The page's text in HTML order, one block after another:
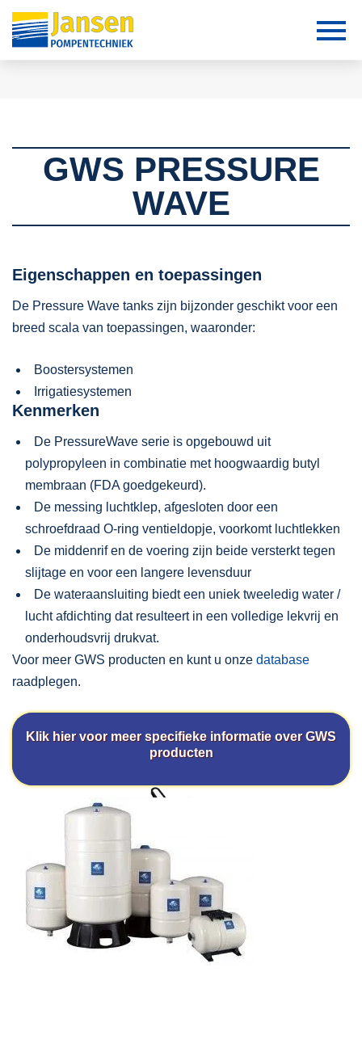
GWS PRESSURE
WAVE
Eigenschappen en toepassingen
De Pressure Wave tanks zijn bijzonder geschikt voor een
breed scala van toepassingen, waaronder:
Boostersystemen
Irrigatiesystemen
Kenmerken
De PressureWave serie is opgebouwd uit
polypropyleen in combinatie met hoogwaardig butyl
membraan (FDA goedgekeurd).
De messing luchtklep, afgesloten door een
schroefdraad O-ring ventieldopje, voorkomt luchtlekken
De middenrif en de voering zijn beide versterkt tegen
slijtage en voor een langere levensduur
De wateraansluiting biedt een uniek tweeledig water /
lucht afdichting dat resulteert in een volledige lekvrij en
onderhoudsvrij drukvat.
Voor meer GWS producten en kunt u onze database
raadplegen.
Klik hier voor meer specifieke informatie over GWS
producten